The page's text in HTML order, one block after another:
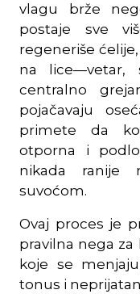
vlagu brže
postaje sve
regeneriše
na lice—vetar,
centralno
pojačavaju
primete da
otporna i
nikada ranije
suvoćom.
Ovaj proces je
pravilna nega
koje se
tonus i